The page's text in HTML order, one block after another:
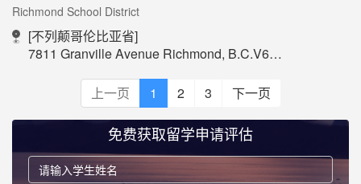
Richmond School District
[不列颠哥伦比亚省]
7811 Granville Avenue Richmond, B.C.V6Y 3E3
上一页 1 2 3 下一页
免费获取留学申请评估